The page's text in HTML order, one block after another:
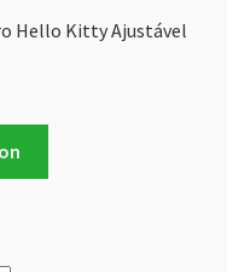
Hello Kitty Ajustável